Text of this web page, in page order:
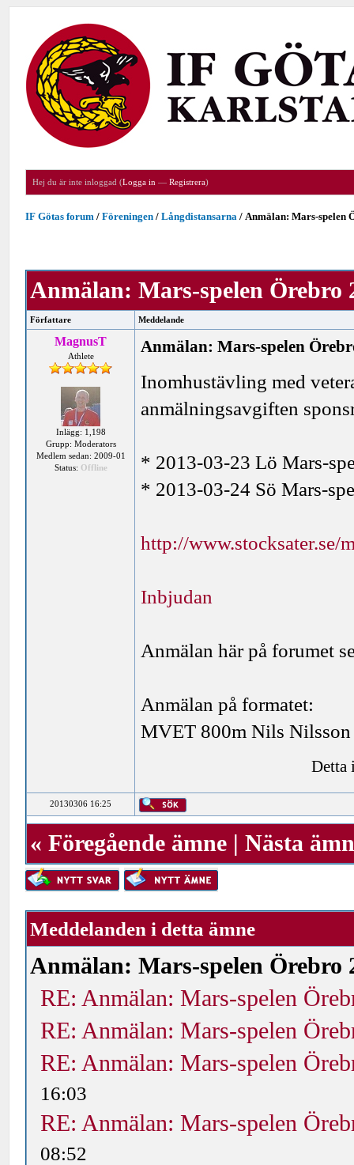
Hej du är inte inloggad (Logga in —Registrera)
IF Götas forum /Föreningen /Långdistansarna /Anmälan: Mars-spelen
Anmälan: Mars-spelen Örebro
Författare Meddelande
MagnusT
Athlete
Inlägg: 1,198
Grupp: Moderators
Medlem sedan: 2009-01
Status: Offline
Anmälan: Mars-spelen
Inomhustävling med
anmälningsavgiften
* 2013-03-23 Lö Mars-
* 2013-03-24 Sö Mars-
http://www.stocksater.se/
Inbjudan
Anmälan här på forumet
Anmälan på formatet:
MVET 800m Nils
Detta
20130306 16:25
«Föregående ämne |Nästa
Meddelanden i detta ämne
Anmälan: Mars-spelen Örebro
RE: Anmälan: Mars-spelen
RE: Anmälan: Mars-spelen
RE: Anmälan: Mars-spelen
16:03
RE: Anmälan: Mars-spelen
08:52